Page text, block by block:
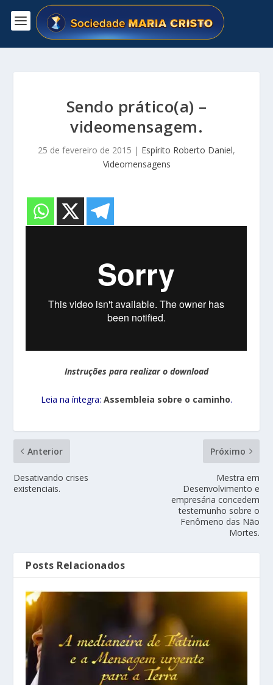
Sendo prático(a) –
videomensagem.
25 de fevereiro de 2015 | Espírito Roberto Daniel,
Videomensagens
Instruções para realizar o download
Leia na íntegra: Assembleia sobre o caminho.
Anterior
Desativando crises
existenciais.
Próximo
Mestra em
Desenvolvimento e
empresária concedem
testemunho sobre o
Fenômeno das Não
Mortes.
Posts Relacionados